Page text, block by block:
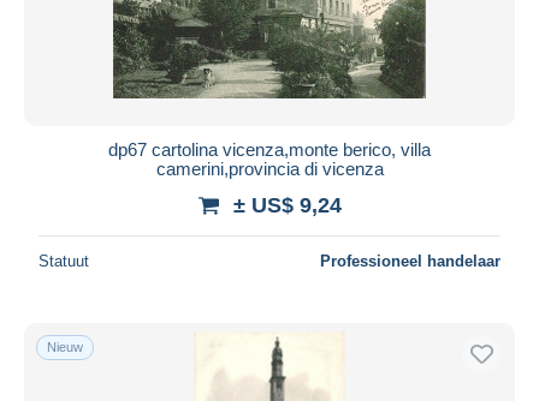
dp67 cartolina vicenza,monte berico, villa
camerini,provincia di vicenza
± US$ 9,24
Statuut Professioneel handelaar
Nieuw